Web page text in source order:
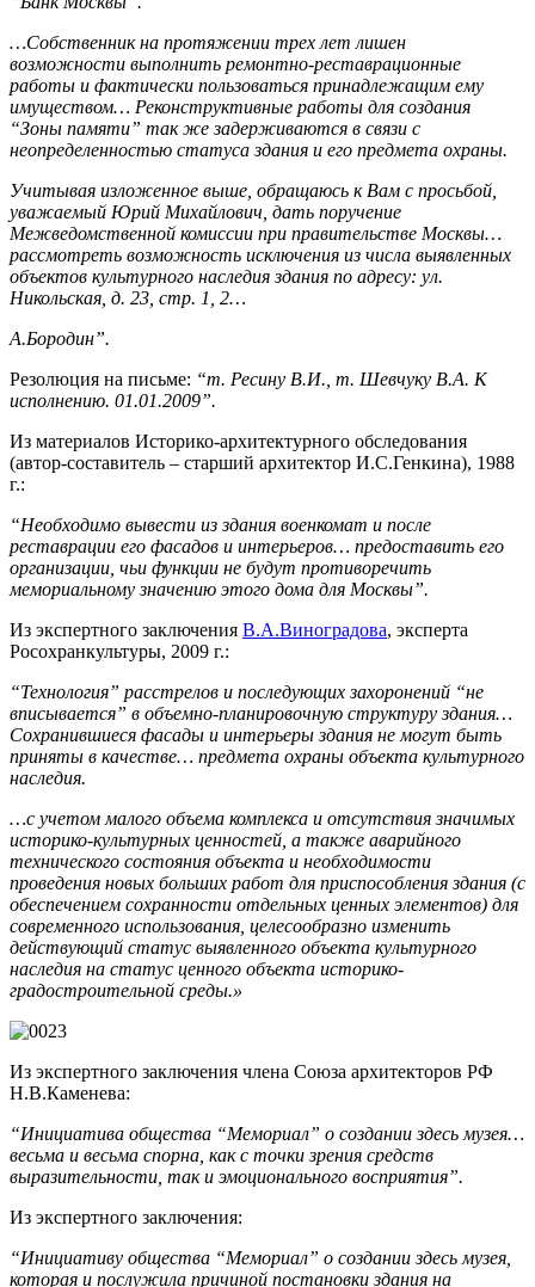
…Собственник на протяжении трех лет лишен
возможности выполнить ремонтно-реставрационные
работы и фактически пользоваться принадлежащим ему
имуществом… Реконструктивные работы для создания
“Зоны памяти” так же задерживаются в связи с
неопределенностью статуса здания и его предмета охраны.
Учитывая изложенное выше, обращаюсь к Вам с просьбой,
уважаемый Юрий Михайлович, дать поручение
Межведомственной комиссии при правительстве Москвы…
рассмотреть возможность исключения из числа выявленных
объектов культурного наследия здания по адресу: ул.
Никольская, д. 23, стр. 1, 2…
А.Бородин”.
Резолюция на письме: “т. Ресину В.И., т. Шевчуку В.А. К
исполнению. 01.01.2009”.
Из материалов Историко-архитектурного обследования
(автор-составитель – старший архитектор И.С.Генкина), 1988
г.:
“Необходимо вывести из здания военкомат и после
реставрации его фасадов и интерьеров… предоставить его
организации, чьи функции не будут противоречить
мемориальному значению этого дома для Москвы”.
Из экспертного заключения В.А.Виноградова, эксперта
Росохранкультуры, 2009 г.:
“Технология” расстрелов и последующих захоронений “не
вписывается” в объемно-планировочную структуру здания…
Сохранившиеся фасады и интерьеры здания не могут быть
приняты в качестве… предмета охраны объекта культурного
наследия.
…с учетом малого объема комплекса и отсутствия значимых
историко-культурных ценностей, а также аварийного
технического состояния объекта и необходимости
проведения новых больших работ для приспособления здания (с
обеспечением сохранности отдельных ценных элементов) для
современного использования, целесообразно изменить
действующий статус выявленного объекта культурного
наследия на статус ценного объекта историко-
градостроительной среды.»
Из экспертного заключения члена Союза архитекторов РФ
Н.В.Каменева:
“Инициатива общества “Мемориал” о создании здесь музея…
весьма и весьма спорна, как с точки зрения средств
выразительности, так и эмоционального восприятия”.
Из экспертного заключения:
“Инициативу общества “Мемориал” о создании здесь музея,
которая и послужила причиной постановки здания на